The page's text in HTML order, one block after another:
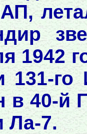
1942
131-
в 40-й
Ла-7.